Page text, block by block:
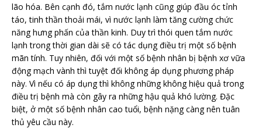
lão hóa. Bên cạnh đó, tắm nước lạnh cũng giúp đầu óc tỉnh
táo, tinh thần thoải mái, vì nước lạnh làm tăng cường chức
năng hưng phấn của thần kinh. Duy trì thói quen tắm nước
lạnh trong thời gian dài sẽ có tác dụng điều trị một số bệnh
mãn tính. Tuy nhiên, đối với một số bệnh nhân bị bệnh xơ vữa
động mạch vành thì tuyệt đối không áp dụng phương pháp
này. Vì nếu có áp dụng thì không những không hiệu quả trong
điều trị bệnh mà còn gây ra những hậu quả khó lường. Đặc
biệt, ở một số bệnh nhân cao tuổi, bệnh nặng càng nên tuân
thủ yêu cầu này.